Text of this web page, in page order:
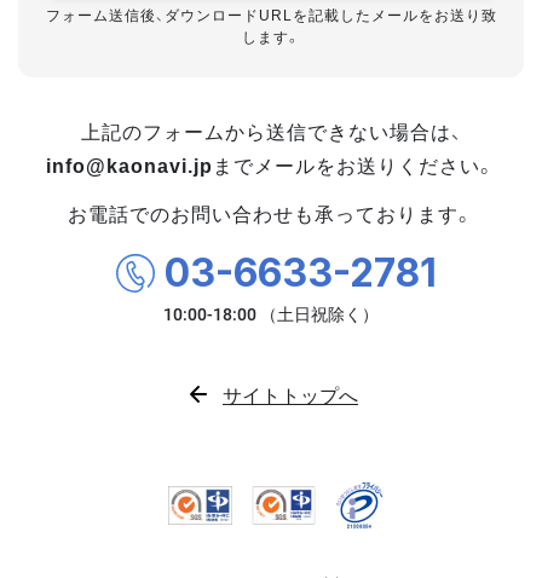
フォーム送信後、ダウンロードURLを記載したメールをお送り致
します。
上記のフォームから送信できない場合は、
info@kaonavi.jp までメールをお送りください。
お電話でのお問い合わせも承っております。
03-6633-2781
サイトトップへ